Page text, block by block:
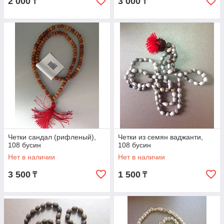
Четки сандал (рифленый),
108 бусин
Нет в наличии
3 500 ₸
Четки из семян ваджанти,
108 бусин
Нет в наличии
1 500 ₸